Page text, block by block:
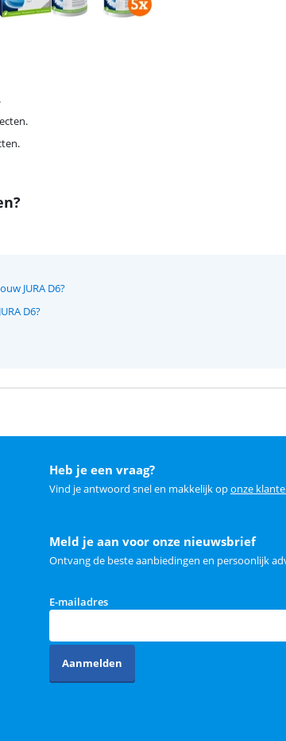
JURA D6?
D6?
Heb je een vraag?
Vind je antwoord snel en makkelijk oponze
Meld je aan voor onze nieuwsbrief
Ontvang de beste aanbiedingen en persoonlijk
E-mailadres
Aanmelden